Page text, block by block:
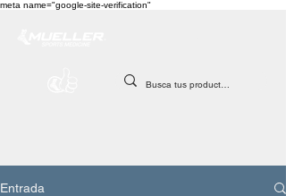
meta name="google-site-verification"
Entrada